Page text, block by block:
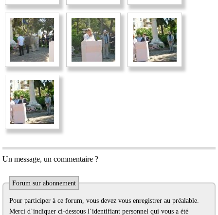
Un message, un commentaire ?
Forum sur abonnement
Pour participer à ce forum, vous devez vous enregistrer au préalable.
Merci d’indiquer ci-dessous l’identifiant personnel qui vous a été